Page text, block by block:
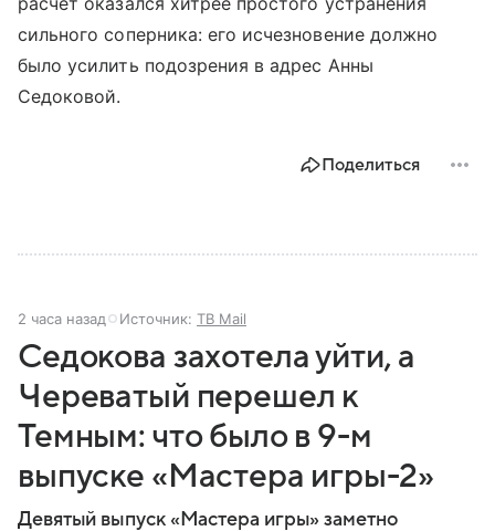
сильного соперника: его исчезновение должно
было усилить подозрения в адрес Анны
Седоковой.
Поделиться
2 часа назад Источник: ТВ Mail
Седокова захотела уйти, а
Череватый перешел к
Темным: что было в 9-м
выпуске «Мастера игры-2»
Девятый выпуск «Мастера игры» заметно